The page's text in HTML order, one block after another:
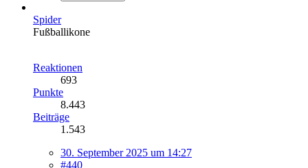
Spider
Fußballikone
Reaktionen
693
Punkte
8.443
Beiträge
1.543
30. September 2025 um 14:27
#440